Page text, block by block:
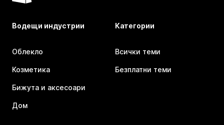
Водещи индустрии
Облекло
Козметика
Бижута и аксесоари
Дом
Категории
Всички теми
Безплатни теми